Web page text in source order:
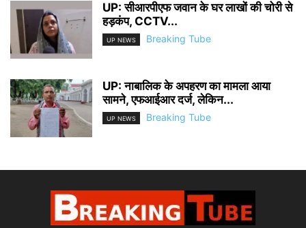
UP: सीआरपीएफ जवान के घर लाखों की चोरी से
हड़कंप, CCTV...
UP NEWS Breaking Tube
UP: नाबालिक के अपहरण का मामला आया
सामने, एफआईआर दर्ज, लेकिन...
UP NEWS Breaking Tube